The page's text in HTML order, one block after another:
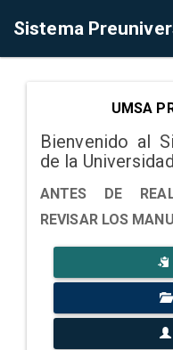
Sistema
UMSA
Bienvenido al
de la
ANTES DE
REVISAR LOS